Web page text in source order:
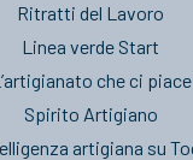
Ritratti del Lavoro
Linea verde Start
che ci piace
Spirito Artigiano
artigiana su